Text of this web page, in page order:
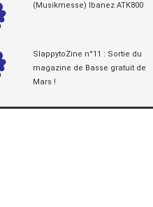
(Musikmesse) Ibanez ATK800
SlappytoZine n°11 : Sortie du
magazine de Basse gratuit de
Mars !